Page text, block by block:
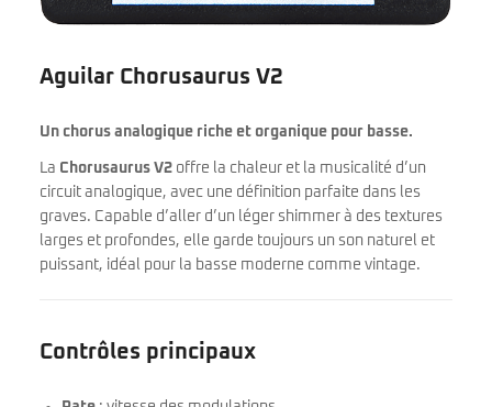
Aguilar Chorusaurus V2
Un chorus analogique riche et organique pour basse.
La Chorusaurus V2 offre la chaleur et la musicalité d’un
circuit analogique, avec une définition parfaite dans les
graves. Capable d’aller d’un léger shimmer à des textures
larges et profondes, elle garde toujours un son naturel et
puissant, idéal pour la basse moderne comme vintage.
Contrôles principaux